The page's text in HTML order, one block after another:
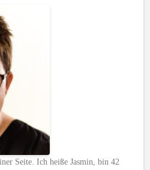
Seite. Ich heiße Jasmin, bin 42